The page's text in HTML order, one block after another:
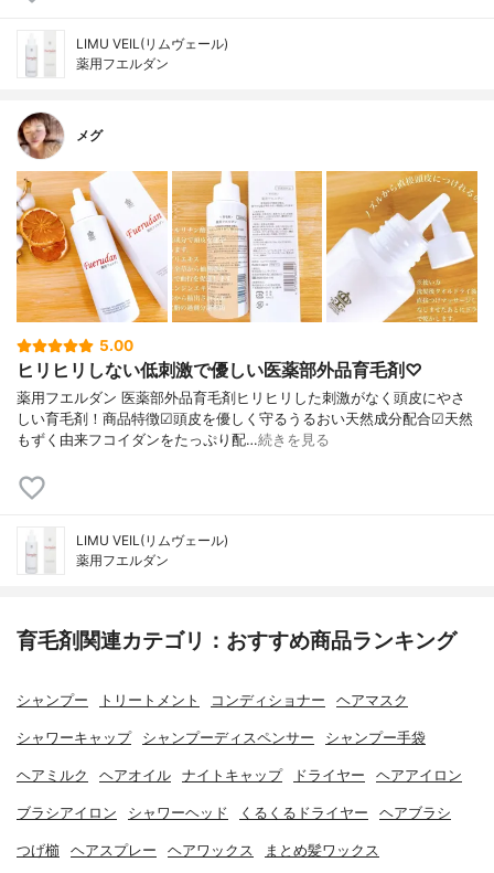
LIMU VEIL(リムヴェール)
薬用フエルダン
メグ
5.00
ヒリヒリしない低刺激で優しい医薬部外品育毛剤♡
薬用フエルダン 医薬部外品育毛剤ヒリヒリした刺激がなく頭皮にやさ
しい育毛剤！商品特徴☑頭皮を優しく守るうるおい天然成分配合☑天然
もずく由来フコイダンをたっぷり配…続きを見る
LIMU VEIL(リムヴェール)
薬用フエルダン
育毛剤関連カテゴリ：おすすめ商品ランキング
シャンプー トリートメント コンディショナー ヘアマスク
シャワーキャップ シャンプーディスペンサー シャンプー手袋
ヘアミルク ヘアオイル ナイトキャップ ドライヤー ヘアアイロン
ブラシアイロン シャワーヘッド くるくるドライヤー ヘアブラシ
つげ櫛 ヘアスプレー ヘアワックス まとめ髪ワックス